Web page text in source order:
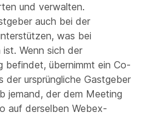
und verwalten.
auch bei der
was bei
Wenn sich der
befindet, übernimmt ein Co-
der ursprüngliche Gastgeber
jemand, der dem Meeting
auf derselben Webex-